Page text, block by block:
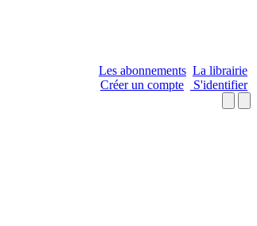
Les abonnements La librairie
Créer un compte
S'identifier